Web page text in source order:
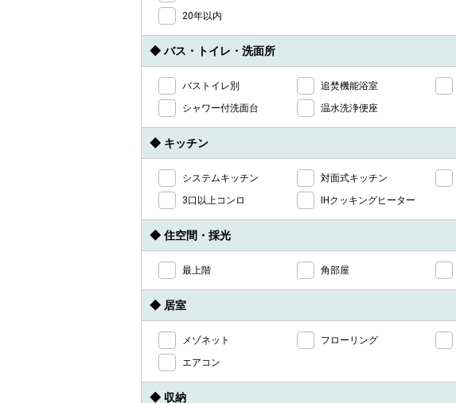
20年以内
◆ バス・トイレ・洗面所
バストイレ別 追焚機能浴室
シャワー付洗面台
温水洗浄便座
◆ キッチン
システムキッチン 対面式キッチン
3口以上コンロ
IHクッキングヒーター
◆ 住空間・採光
最上階 角部屋
◆ 居室
メゾネット フローリング
エアコン
◆ 収納